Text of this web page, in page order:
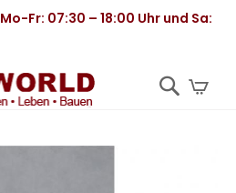
Mo-Fr: 07:30 – 18:00 Uhr und Sa: